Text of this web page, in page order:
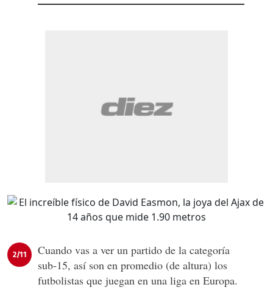
2/11
Cuando vas a ver un partido de la categoría
sub-15, así son en promedio (de altura) los
futbolistas que juegan en una liga en Europa.